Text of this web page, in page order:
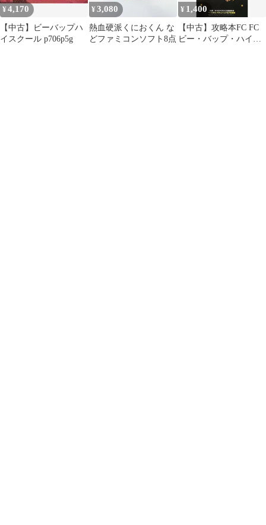
¥4,170
【中古】ビーバップハ
イスクール p706p5g
¥3,080
熱血硬派くにおくん な
どファミコンソフト8点
¥ 1,400
【中古】攻略本FC FC
ビー・バップ・ハイス